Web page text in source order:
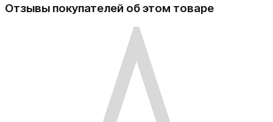
Отзывы покупателей об этом товаре